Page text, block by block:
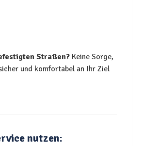
Straßen? Keine Sorge,
und komfortabel an Ihr Ziel
nutzen: